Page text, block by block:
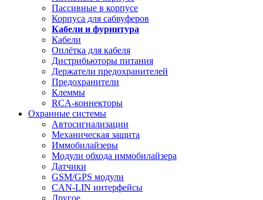
Пассивные в корпусе
Корпуса для сабвуферов
Кабели и фурнитура
Кабели
Оплётка для кабеля
Дистрибьюторы питания
Держатели предохранителей
Предохранители
Клеммы
RCA-коннекторы
Охранные системы
Автосигнализации
Механическая защита
Иммобилайзеры
Модули обхода иммобилайзера
Датчики
GSM/GPS модули
CAN-LIN интерфейсы
Другое